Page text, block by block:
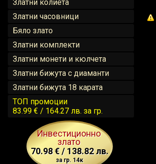
Златни колиета
Златни часовници
Бяло злато
Златни комплекти
Златни монети и кюлчета
Златни бижута с диаманти
Златни бижута 18 карата
ТОП промоции
83.99 € / 164.27 лв. за гр.
Инвестиционно
злато
70.98 € / 138.82 лв.
за гр. 14к